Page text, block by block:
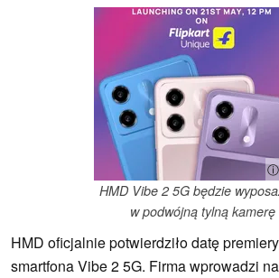
ⓘ
HMD Vibe 2 5G będzie
w podwójną tylną kamerę
HMD oficjalnie potwierdziło datę
smartfona Vibe 2 5G. Firma wprowadzi